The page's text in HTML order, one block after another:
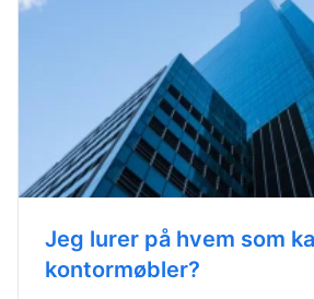
Jeg lurer på hvem som
kontormøbler?